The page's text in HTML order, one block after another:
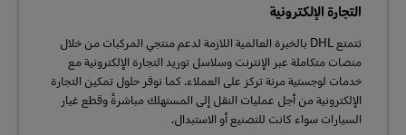
التجارة الإلكترونية
تتمتع DHL بالخبرة العالمية اللازمة لدعم منتجي المركبات من خلال
منصات متكاملة عبر الإنترنت وسلاسل توريد التجارة الإلكترونية مع
خدمات لوجستية مرنة تركز على العملاء. كما نوفر حلول تمكين التجارة
الإلكترونية من أجل عمليات النقل إلى المستهلك مباشرةً وقطع غيار
السيارات سواء كانت للتصنيع أو الاستبدال.